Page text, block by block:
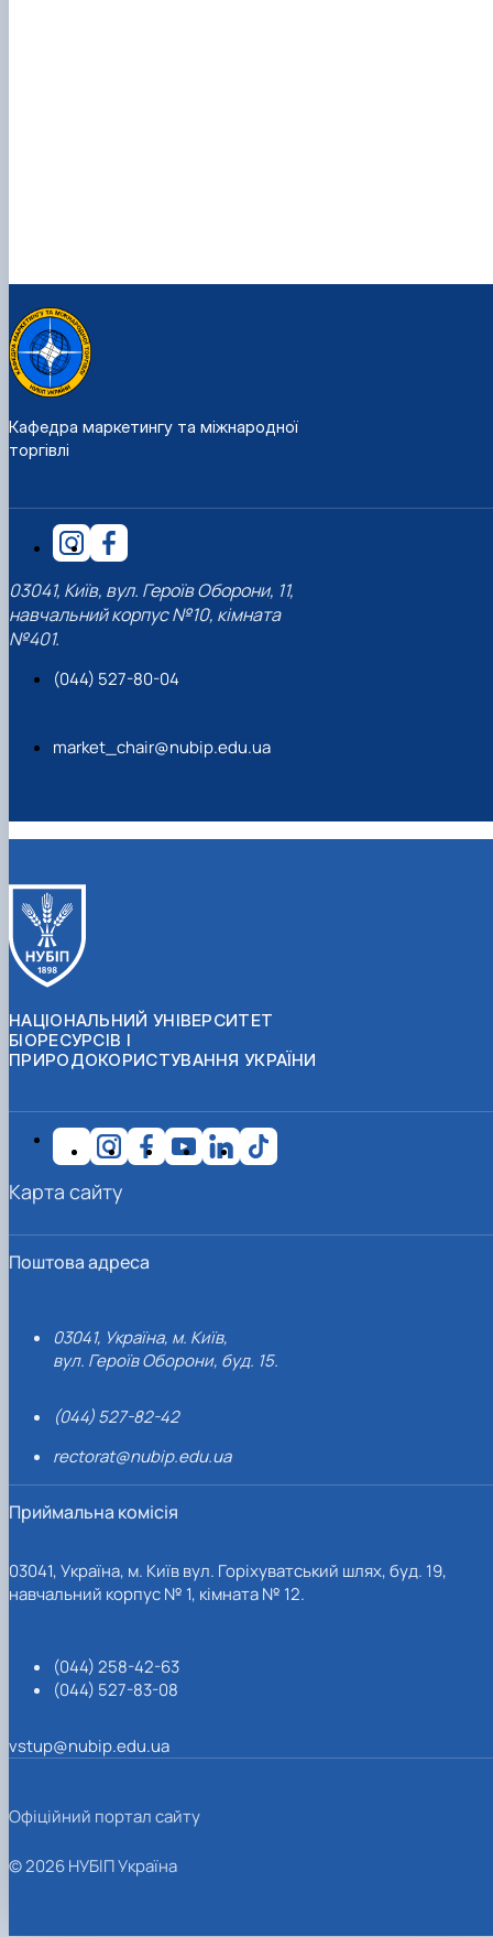
Кафедра маркетингу та міжнародної
торгівлі
03041, Київ, вул. Героїв Оборони, 11,
навчальний корпус №10, кімната
№401.
(044) 527-80-04
market_chair@nubip.edu.ua
НАЦІОНАЛЬНИЙ УНІВЕРСИТЕТ
БІОРЕСУРСІВ І
ПРИРОДОКОРИСТУВАННЯ УКРАЇНИ
Поштова адреса
03041, Україна, м. Київ,
вул. Героїв Оборони, буд. 15.
(044) 527-82-42
rectorat@nubip.edu.ua
Приймальна комісія
03041, Україна, м. Київ вул. Горіхуватський шлях, буд. 19,
навчальний корпус № 1, кімната № 12.
(044) 258-42-63
(044) 527-83-08
vstup@nubip.edu.ua
Карта сайту
Офіційний портал сайту
© 2026 НУБІП Україна